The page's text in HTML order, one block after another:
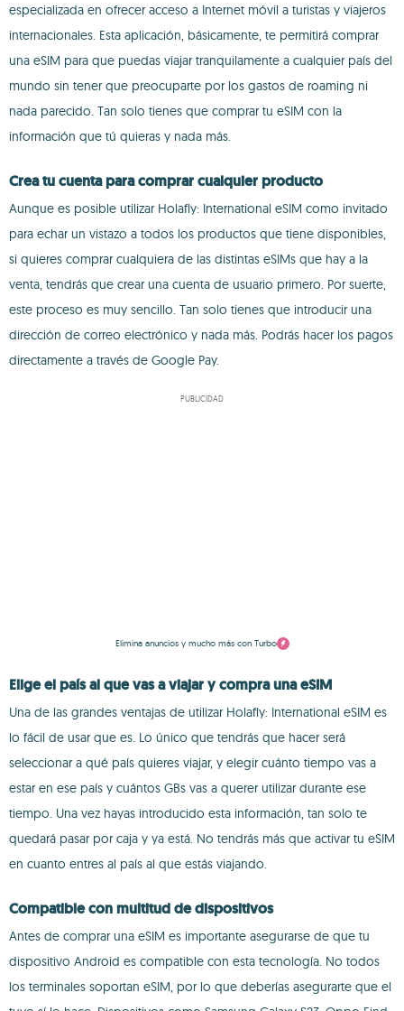
especializada en ofrecer acceso a Internet móvil a turistas y viajeros
internacionales. Esta aplicación, básicamente, te permitirá comprar
una eSIM para que puedas viajar tranquilamente a cualquier país del
mundo sin tener que preocuparte por los gastos de roaming ni
nada parecido. Tan solo tienes que comprar tu eSIM con la
información que tú quieras y nada más.
Crea tu cuenta para comprar cualquier producto
Aunque es posible utilizar Holafly: International eSIM como invitado
para echar un vistazo a todos los productos que tiene disponibles,
si quieres comprar cualquiera de las distintas eSIMs que hay a la
venta, tendrás que crear una cuenta de usuario primero. Por suerte,
este proceso es muy sencillo. Tan solo tienes que introducir una
dirección de correo electrónico y nada más. Podrás hacer los pagos
directamente a través de Google Pay.
PUBLICIDAD
Elimina anuncios y mucho más con Turbo
Elige el país al que vas a viajar y compra una eSIM
Una de las grandes ventajas de utilizar Holafly: International eSIM es
lo fácil de usar que es. Lo único que tendrás que hacer será
seleccionar a qué país quieres viajar, y elegir cuánto tiempo vas a
estar en ese país y cuántos GBs vas a querer utilizar durante ese
tiempo. Una vez hayas introducido esta información, tan solo te
quedará pasar por caja y ya está. No tendrás más que activar tu eSIM
en cuanto entres al país al que estás viajando.
Compatible con multitud de dispositivos
Antes de comprar una eSIM es importante asegurarse de que tu
dispositivo Android es compatible con esta tecnología. No todos
los terminales soportan eSIM, por lo que deberías asegurarte que el